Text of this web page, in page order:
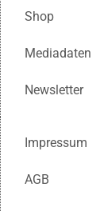
Shop
Mediadaten
Newsletter
Impressum
AGB